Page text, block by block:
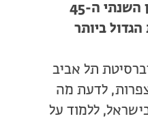
הצטרפו אלינו ליום העיון השנתי ה-45
ביותר
תל אביב
לדעת מה
ללמוד על